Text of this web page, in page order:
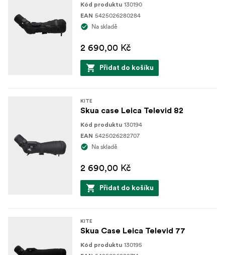
Kód produktu 130190
EAN 5425026280284
Na skladě
2 690,00 Kč
Přidat do košíku
KITE
Skua case Leica Televid 82
Kód produktu 130194
EAN 5425026282707
Na skladě
2 690,00 Kč
Přidat do košíku
KITE
Skua Case Leica Televid 77
Kód produktu 130195